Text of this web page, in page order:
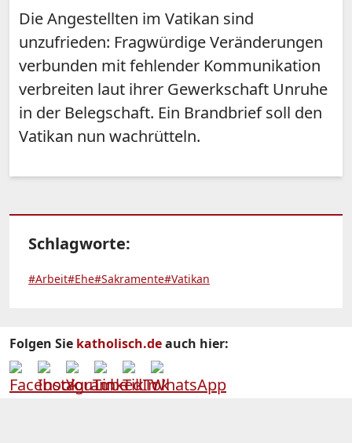
Die Angestellten im Vatikan sind
unzufrieden: Fragwürdige Veränderungen
verbunden mit fehlender Kommunikation
verbreiten laut ihrer Gewerkschaft Unruhe
in der Belegschaft. Ein Brandbrief soll den
Vatikan nun wachrütteln.
Schlagworte:
#Arbeit#Ehe#Sakramente#Vatikan
Folgen Sie katholisch.deauch hier: